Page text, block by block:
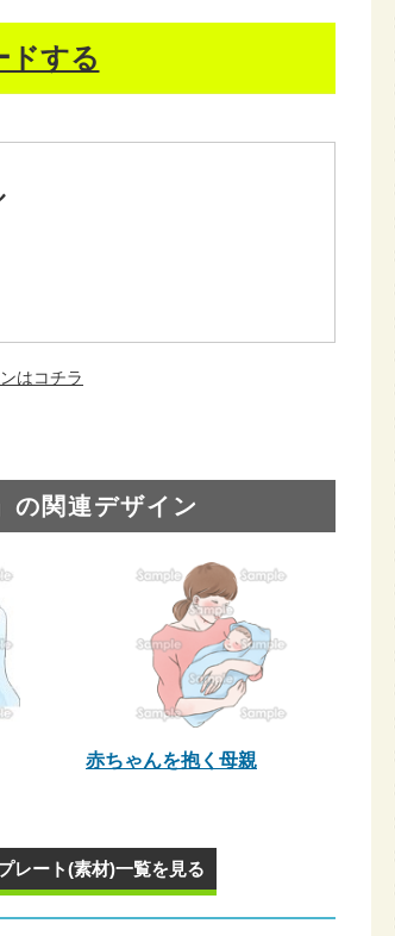
ドする
はコチラ
の関連デザイン
赤ちゃんを抱く母親
レート(素材)一覧を見る